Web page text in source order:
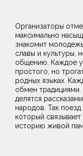
Организаторы
максимально
знакомит
славы и культуры,
общению. Каждое
простого, но
родных языках.
обмен
делятся
народов. Так
который
историю живой